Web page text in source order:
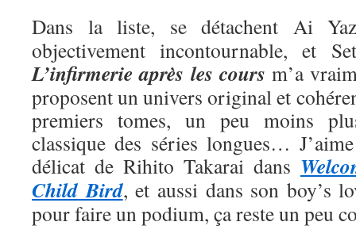
Dans la liste, se détachent Ai
objectivement incontournable, et
L’infirmerie après les cours m’a
proposent un univers original et
premiers tomes, un peu moins
classique des séries longues…
délicat de Rihito Takarai dans
Child Bird, et aussi dans son boy’s
pour faire un podium, ça reste un peu